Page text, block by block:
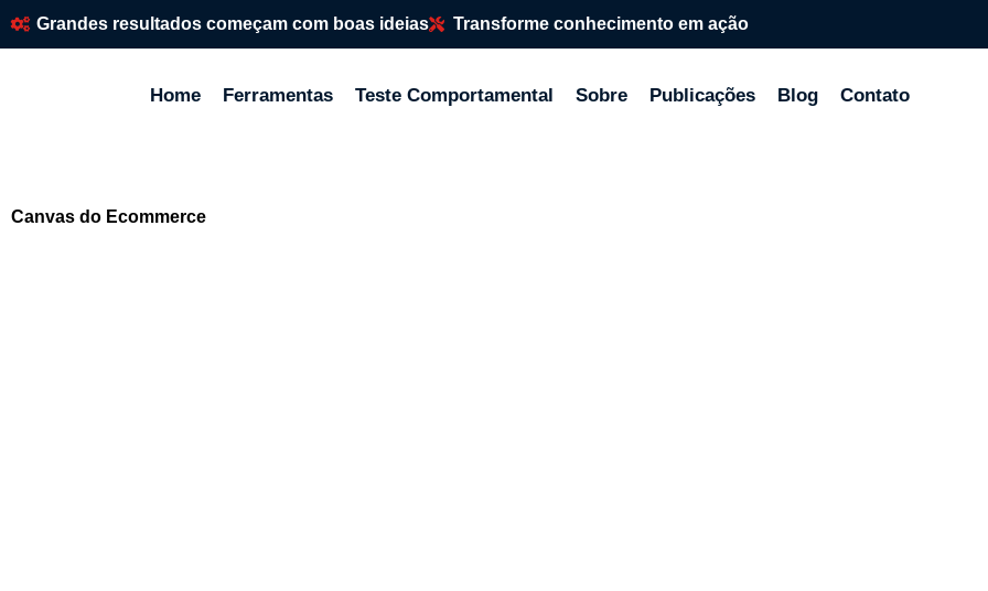
Grandes resultados começam com boas ideias Transforme conhecimento em ação
Home Ferramentas Teste Comportamental Sobre Publicações Blog Contato
Canvas do Ecommerce